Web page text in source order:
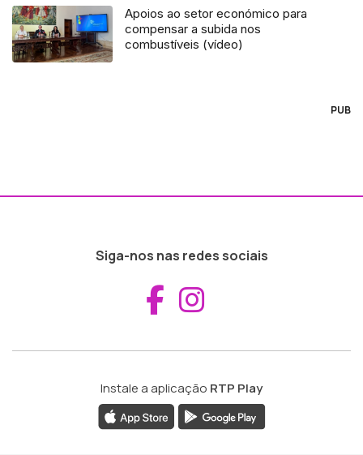
Apoios ao setor económico para
compensar a subida nos
combustíveis (vídeo)
PUB
Siga-nos nas redes sociais
Aceder ao
Instale a aplicação RTP Play